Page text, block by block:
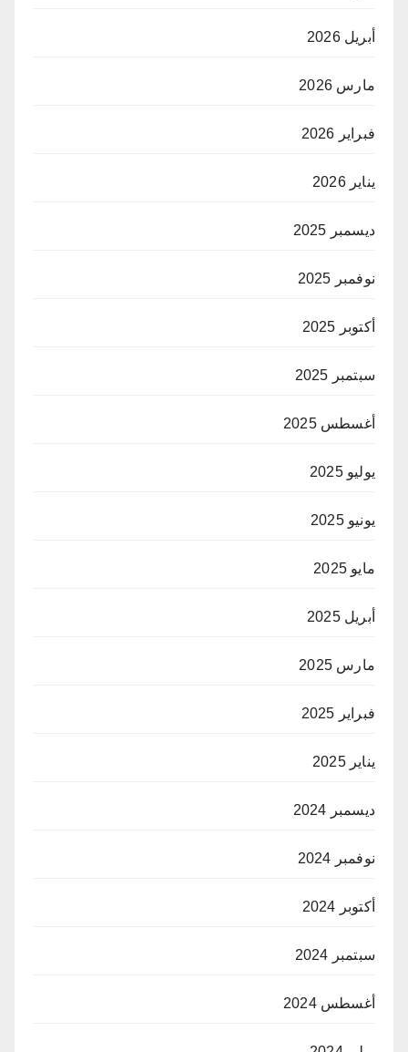
أبريل 2026
مارس 2026
فبراير 2026
يناير 2026
ديسمبر 2025
نوفمبر 2025
أكتوبر 2025
سبتمبر 2025
أغسطس 2025
يوليو 2025
يونيو 2025
مايو 2025
أبريل 2025
مارس 2025
فبراير 2025
يناير 2025
ديسمبر 2024
نوفمبر 2024
أكتوبر 2024
سبتمبر 2024
أغسطس 2024